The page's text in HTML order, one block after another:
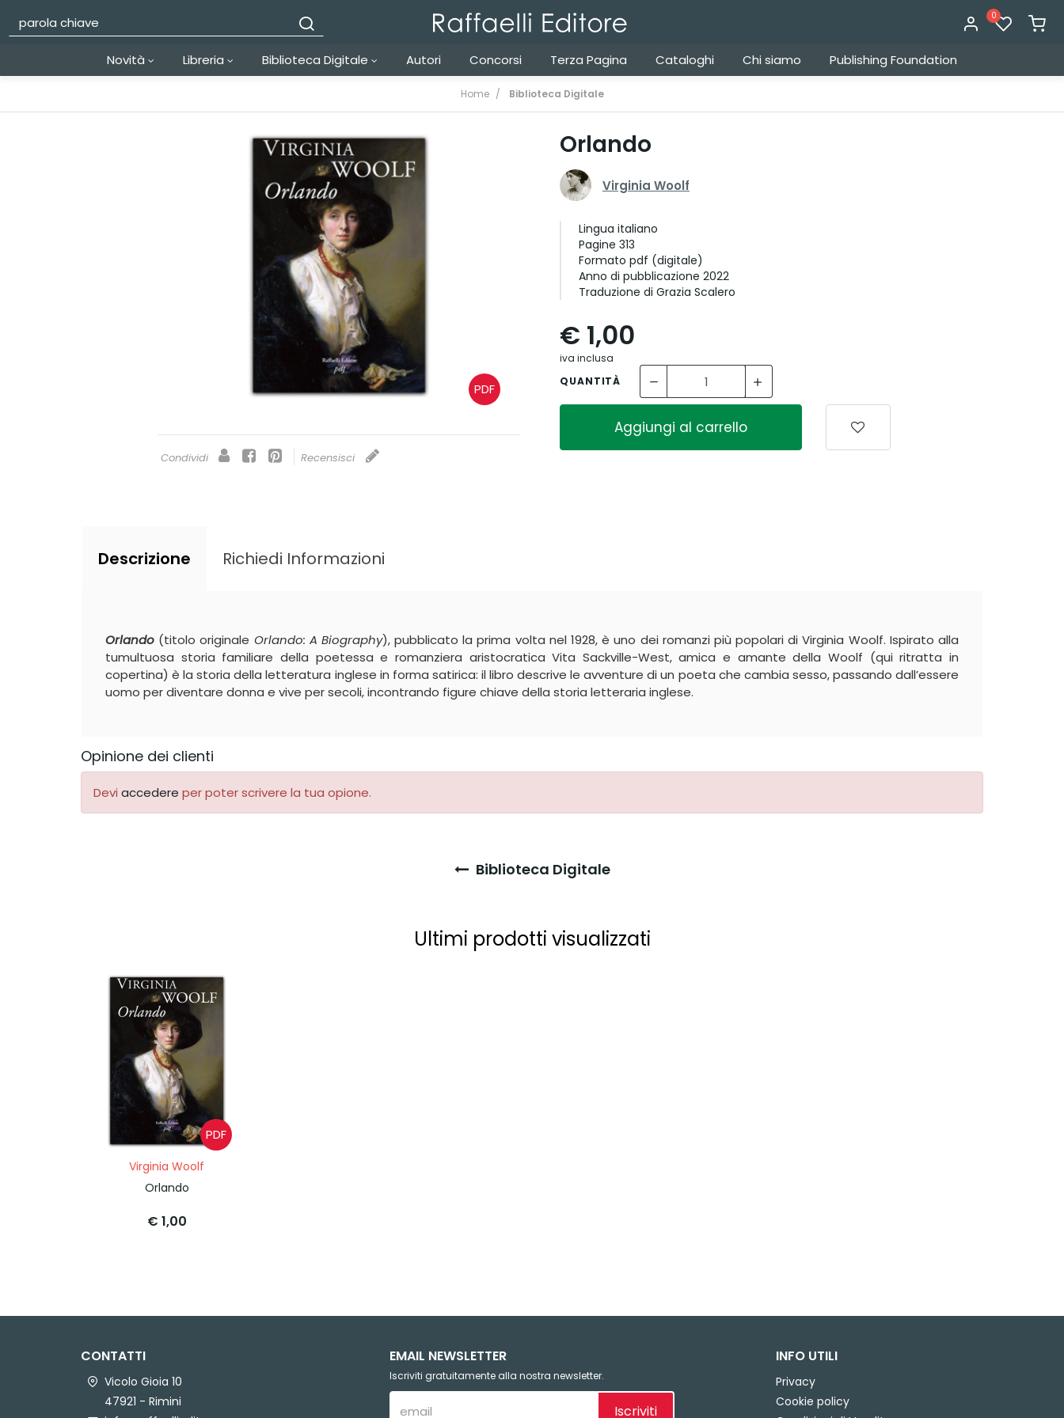
0
Novità Libreria Biblioteca Digitale Autori Concorsi Terza Pagina Cataloghi Chi siamo Publishing Foundation
Home Biblioteca Digitale
PDF
Condividi Recensisci
Orlando
Virginia Woolf
Lingua italiano
Pagine 313
Formato pdf (digitale)
Anno di pubblicazione 2022
Traduzione di Grazia Scalero
€ 1,00
iva inclusa
QUANTITÀ
Aggiungi al carrello
Descrizione Richiedi Informazioni
Orlando (titolo originale Orlando: A Biography), pubblicato la prima volta nel 1928, è uno dei romanzi più popolari di Virginia Woolf. Ispirato alla
tumultuosa storia familiare della poetessa e romanziera aristocratica Vita Sackville-West, amica e amante della Woolf (qui ritratta in
copertina) è la storia della letteratura inglese in forma satirica: il libro descrive le avventure di un poeta che cambia sesso, passando dall’essere
uomo per diventare donna e vive per secoli, incontrando figure chiave della storia letteraria inglese.
Opinione dei clienti
Devi accedere per poter scrivere la tua opione.
Biblioteca Digitale
Ultimi prodotti visualizzati
PDF
Virginia Woolf
Orlando
€ 1,00
CONTATTI
Vicolo Gioia 10
47921 - Rimini
EMAIL NEWSLETTER
Iscriviti gratuitamente alla nostra newsletter.
Iscriviti
INFO UTILI
Privacy
Cookie policy